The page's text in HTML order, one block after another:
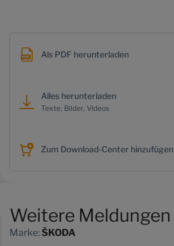
Als PDF herunterladen
Alles herunterladen
Texte, Bilder, Videos
Zum Download-Center hinzufügen
Weitere Meldungen
Marke: ŠKODA